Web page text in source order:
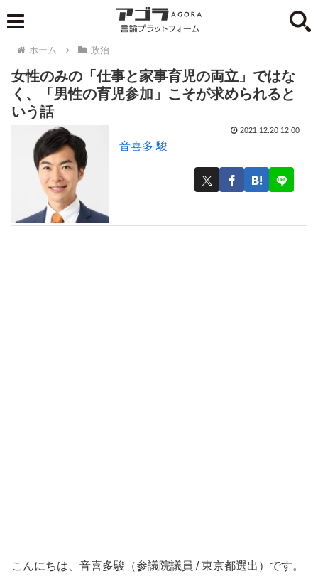
ホーム 政治
女性のみの「仕事と家事育児の両立」ではな
く、「男性の育児参加」こそが求められると
いう話
音喜多 駿
2021.12.20 12:00
こんにちは、音喜多駿（参議院議員 / 東京都選出）です。